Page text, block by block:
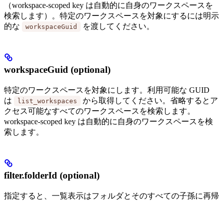
（workspace-scoped key は自動的に自身のワークスペースを
検索します）。特定のワークスペースを対象にするには明示
的な
workspaceGuid を渡してください。
workspaceGuid (optional)
特定のワークスペースを対象にします。利用可能な GUID
は
list_workspaces
から取得してください。省略するとア
クセス可能なすべてのワークスペースを検索します。
workspace-scoped key は自動的に自身のワークスペースを検
索します。
filter.folderId (optional)
指定すると、一覧表示はフォルダとそのすべての子孫に再帰